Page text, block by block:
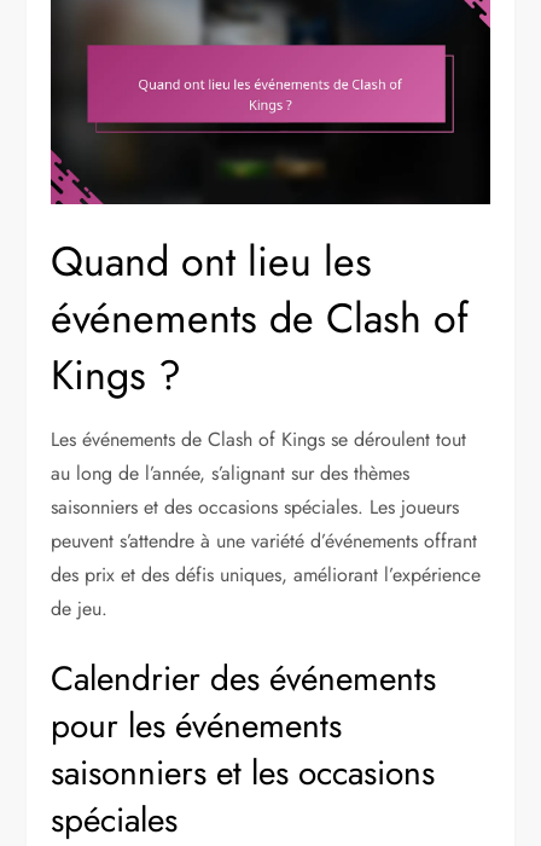
Quand ont lieu les
événements de Clash of
Kings ?
Les événements de Clash of Kings se déroulent tout
au long de l’année, s’alignant sur des thèmes
saisonniers et des occasions spéciales. Les joueurs
peuvent s’attendre à une variété d’événements offrant
des prix et des défis uniques, améliorant l’expérience
de jeu.
Calendrier des événements
pour les événements
saisonniers et les occasions
spéciales